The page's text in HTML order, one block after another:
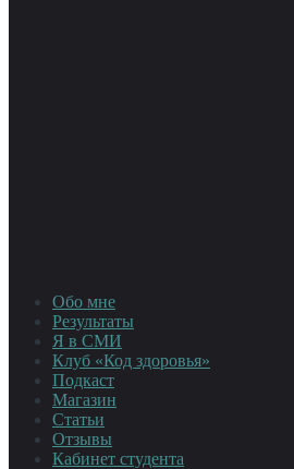
Обо мне
Результаты
Я в СМИ
Клуб «Код здоровья»
Подкаст
Магазин
Статьи
Отзывы
Кабинет студента